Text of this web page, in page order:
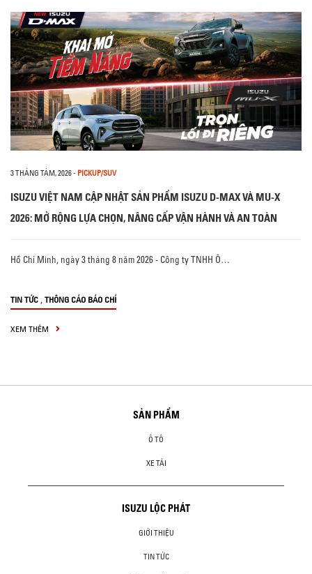
3 THÁNG TÁM, 2026- PICKUP/SUV
ISUZU VIỆT NAM CẬP NHẬT SẢN PHẨM ISUZU D-MAX VÀ MU-X
2026: MỞ RỘNG LỰA CHỌN, NÂNG CẤP VẬN HÀNH VÀ AN TOÀN
Hồ Chí Minh, ngày 3 tháng 8 năm 2026 - Công ty TNHH Ô…
TIN TỨC , THÔNG CÁO BÁO CHÍ
XEM THÊM
SẢN PHẨM
Ô TÔ
XE TẢI
ISUZU LỘC PHÁT
GIỚI THIỆU
TIN TỨC